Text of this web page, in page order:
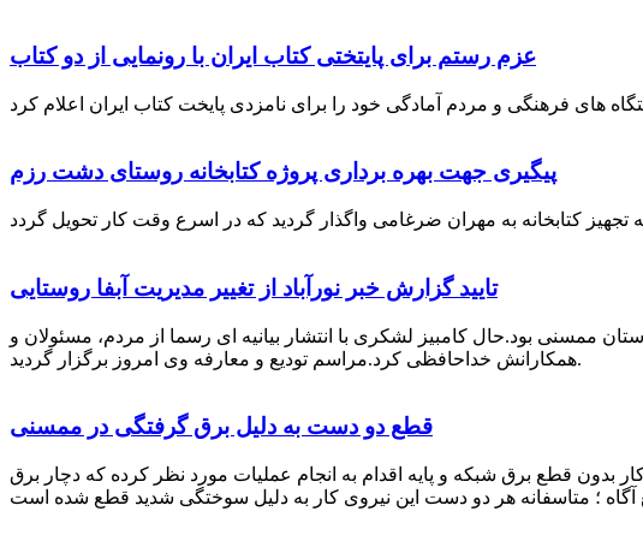
عزم رستم برای پایتختی کتاب ایران با رونمایی از دو کتاب
پیگیری جهت بهره برداری پروژه کتابخانه روستای دشت رزم
تایید گزارش خبر نورآباد از تغییر مدیریت آبفا روستایی
روستایی شهرستان ممسنی بود.حال کامبیز لشکری با انتشار بیانیه ای رسما از مردم، مسئولان و
همکارانش خداحافظی کرد.مراسم تودیع و معارفه وی امروز برگزار گردید.
قطع دو دست به دلیل برق گرفتگی در ممسنی
بدون قطع برق شبکه و پایه اقدام به انجام عملیات مورد نظر کرده که دچار برق